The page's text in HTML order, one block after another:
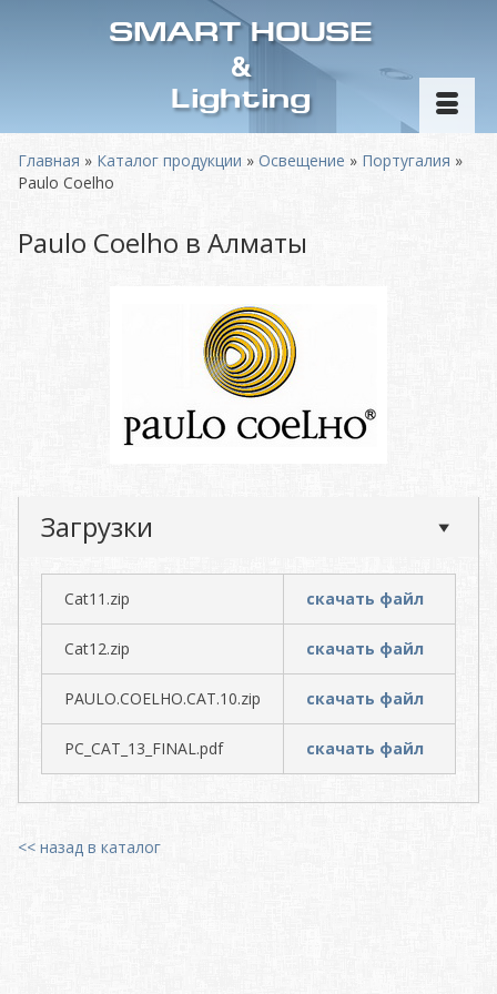
SMART HOUSE
&
Lighting
Главная » Каталог продукции » Освещение » Португалия »
Paulo Coelho
Paulo Coelho в Алматы
Загрузки
Cat11.zip скачать файл
Cat12.zip скачать файл
PAULO.COELHO.CAT.10.zip скачать файл
PC_CAT_13_FINAL.pdf скачать файл
<< назад в каталог